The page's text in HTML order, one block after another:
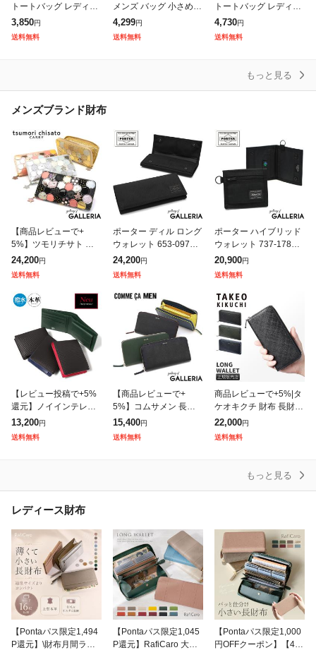
トートバッグ レディー
ス キャンバス a4 横型
大きめ ファスナー付き
通勤 通学 3つ仕切り 整
3,850円
送料無料
メンズ バッグ 小さめ a
4 カバン 軽量 ブランド
おしゃれ 大容量 革 レ
ザー ビジネス 父の日
4,299円
送料無料
トートバッグ レディー
ス 大きめ ナイロン 仕
切り付き トートバッグ
a4 軽量 上品 キルティ
4,730円
送料無料
もっと見る
メンズブランド財布
【商品レビューで+
5%】ツモリチサト 財
布 tsumori chisato CAR
RY 新マルチドット 長
財布 レディース ラウ
24,200円
送料無料
ポーター ディル ロング
ウォレット 653-09754
長財布 吉田カバン POR
TER DILL 財布 WALLE
T かぶせ
24,200円
送料無料
ポーター ハイブリッド
ウォレット 737-17829
財布 二つ折り財布 吉田
カバン PORTER HYBR
ID WALLET
20,900円
送料無料
【レビュー投稿で+5%
還元】ノイインテレッ
セ 二つ折り財布 シャッ
テン2.0 0703 Neu inter
esse Schatt
13,200円
送料無料
【商品レビューで+
5%】コムサメン 長財
布 メンズ レディース
ブランド 大容量 COMM
E CA MEN 財布 ラウン
15,400円
送料無料
商品レビューで+5%|タ
ケオキクチ 財布 長財布
メンズ ブランド ラウン
ドファスナー レザー 本
革 TAKEO KIKUCHI
22,000円
送料無料
もっと見る
レディース財布
【Pontaパス限定1,494
P還元】\財布月間ラン
【Pontaパス限定1,045
P還元】RafiCaro 大容
【Pontaパス限定1,000
円OFFクーポン】【4,9